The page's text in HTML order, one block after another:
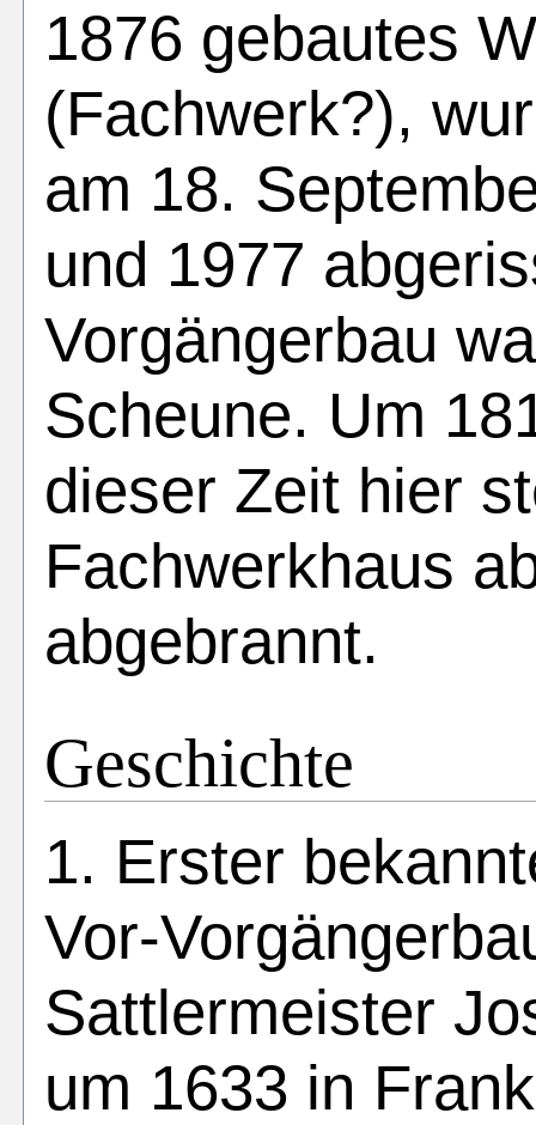
1876 gebautes
(Fachwerk?),
am 18.
und 1977
Vorgängerbau
Scheune. Um
dieser Zeit hier
Fachwerkhaus
abgebrannt.
Geschichte
1. Erster
Vor-
Sattlermeister
um 1633 in